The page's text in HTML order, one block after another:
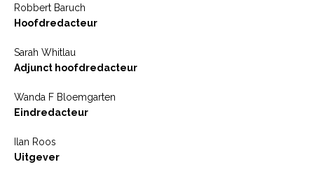
Robbert Baruch
Hoofdredacteur
Sarah Whitlau
Adjunct hoofdredacteur
Wanda F Bloemgarten
Eindredacteur
Ilan Roos
Uitgever